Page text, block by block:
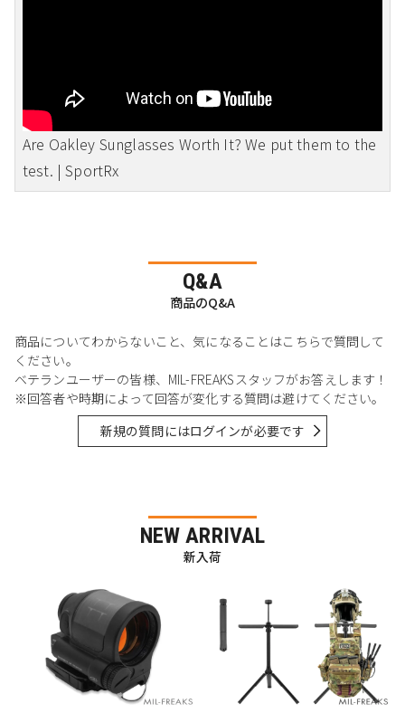
Are Oakley Sunglasses Worth It? We put them to the
test. | SportRx
Q&A
商品のQ&A
商品についてわからないこと、気になることはこちらで質問して
ください。
ベテランユーザーの皆様、MIL-FREAKSスタッフがお答えします！
※回答者や時期によって回答が変化する質問は避けてください。
新規の質問にはログインが必要です
NEW ARRIVAL
新入荷